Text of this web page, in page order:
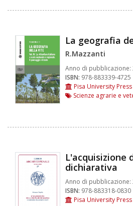
La geografia
R.Mazzanti
Anno di pubblicazione:
ISBN: 978-883339-4725
Pisa University Press
Scienze agrarie e
L'acquisizione
dichiarativa
Anno di pubblicazione:
ISBN: 978-883318-0830
Pisa University Press